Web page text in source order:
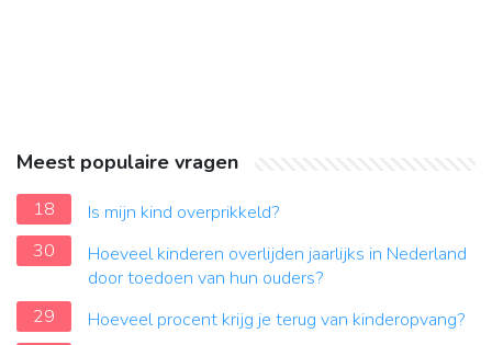
Meest populaire vragen
18
Is mijn kind overprikkeld?
30
Hoeveel kinderen overlijden jaarlijks in Nederland
door toedoen van hun ouders?
29
Hoeveel procent krijg je terug van kinderopvang?